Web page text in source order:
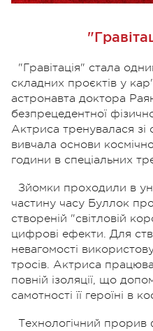
"Гравітація" стала
складних проєктів у
астронавта доктора
безпрецедентної
Актриса тренувалася
вивчала основи
години в спеціальних
Зйомки проходили в
частину часу Буллок
створеній "світловій
цифрові ефекти. Для
невагомості
тросів. Актриса
повній ізоляції, що
самотності її героїні в
Технологічний прорив